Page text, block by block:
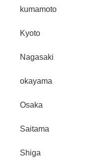
kumamoto
Kyoto
Nagasaki
okayama
Osaka
Saitama
Shiga